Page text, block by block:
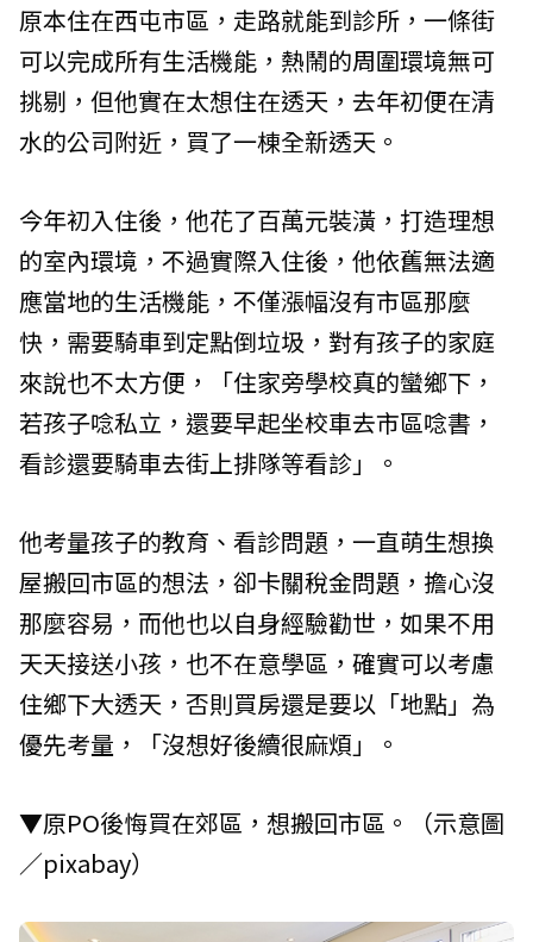
原本住在西屯市區，走路就能到診所，一條街
可以完成所有生活機能，熱鬧的周圍環境無可
挑剔，但他實在太想住在透天，去年初便在清
水的公司附近，買了一棟全新透天。
今年初入住後，他花了百萬元裝潢，打造理想
的室內環境，不過實際入住後，他依舊無法適
應當地的生活機能，不僅漲幅沒有市區那麼
快，需要騎車到定點倒垃圾，對有孩子的家庭
來說也不太方便，「住家旁學校真的蠻鄉下，
若孩子唸私立，還要早起坐校車去市區唸書，
看診還要騎車去街上排隊等看診」。
他考量孩子的教育、看診問題，一直萌生想換
屋搬回市區的想法，卻卡關稅金問題，擔心沒
那麼容易，而他也以自身經驗勸世，如果不用
天天接送小孩，也不在意學區，確實可以考慮
住鄉下大透天，否則買房還是要以「地點」為
優先考量，「沒想好後續很麻煩」。
▼原PO後悔買在郊區，想搬回市區。（示意圖
／pixabay）